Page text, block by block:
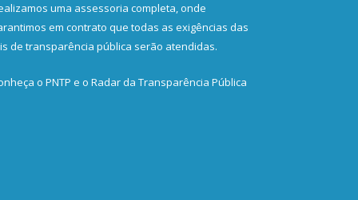
uma assessoria completa, onde
em contrato que todas as exigências das
de transparência pública serão atendidas.
o PNTP e o Radar da Transparência Pública